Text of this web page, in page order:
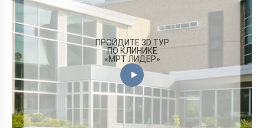
ПРОЙДИТЕ 3D ТУР
ПО КЛИНИКЕ
«МРТ ЛИДЕР»